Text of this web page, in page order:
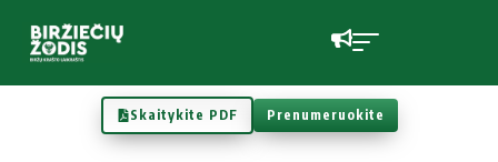
Skaitykite PDF Prenumeruokite